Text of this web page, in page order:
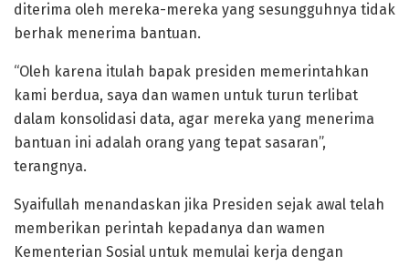
diterima oleh mereka-mereka yang sesungguhnya tidak
berhak menerima bantuan.
“Oleh karena itulah bapak presiden memerintahkan
kami berdua, saya dan wamen untuk turun terlibat
dalam konsolidasi data, agar mereka yang menerima
bantuan ini adalah orang yang tepat sasaran”,
terangnya.
Syaifullah menandaskan jika Presiden sejak awal telah
memberikan perintah kepadanya dan wamen
Kementerian Sosial untuk memulai kerja dengan